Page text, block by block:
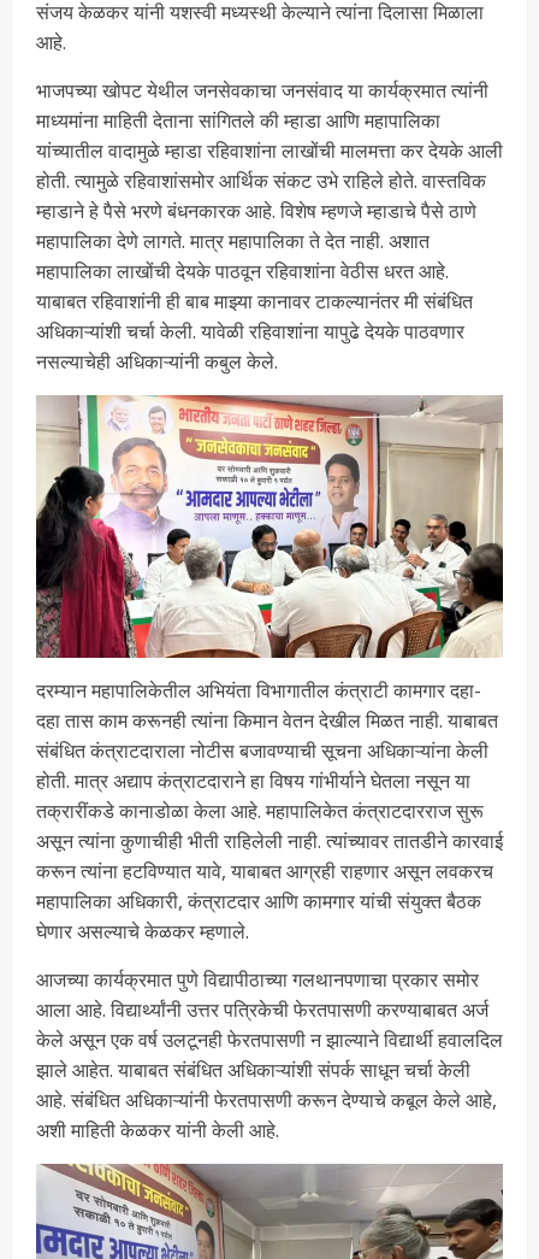
संजय केळकर यांनी यशस्वी मध्यस्थी केल्याने त्यांना दिलासा मिळाला
आहे.
भाजपच्या खोपट येथील जनसेवकाचा जनसंवाद या कार्यक्रमात त्यांनी
माध्यमांना माहिती देताना सांगितले की म्हाडा आणि महापालिका
यांच्यातील वादामुळे म्हाडा रहिवाशांना लाखोंची मालमत्ता कर देयके आली
होती. त्यामुळे रहिवाशांसमोर आर्थिक संकट उभे राहिले होते. वास्तविक
म्हाडाने हे पैसे भरणे बंधनकारक आहे. विशेष म्हणजे म्हाडाचे पैसे ठाणे
महापालिका देणे लागते. मात्र महापालिका ते देत नाही. अशात
महापालिका लाखोंची देयके पाठवून रहिवाशांना वेठीस धरत आहे.
याबाबत रहिवाशांनी ही बाब माझ्या कानावर टाकल्यानंतर मी संबंधित
अधिकाऱ्यांशी चर्चा केली. यावेळी रहिवाशांना यापुढे देयके पाठवणार
नसल्याचेही अधिकाऱ्यांनी कबुल केले.
दरम्यान महापालिकेतील अभियंता विभागातील कंत्राटी कामगार दहा-
दहा तास काम करूनही त्यांना किमान वेतन देखील मिळत नाही. याबाबत
संबंधित कंत्राटदाराला नोटीस बजावण्याची सूचना अधिकाऱ्यांना केली
होती. मात्र अद्याप कंत्राटदाराने हा विषय गांभीर्याने घेतला नसून या
तक्रारींकडे कानाडोळा केला आहे. महापालिकेत कंत्राटदारराज सुरू
असून त्यांना कुणाचीही भीती राहिलेली नाही. त्यांच्यावर तातडीने कारवाई
करून त्यांना हटविण्यात यावे, याबाबत आग्रही राहणार असून लवकरच
महापालिका अधिकारी, कंत्राटदार आणि कामगार यांची संयुक्त बैठक
घेणार असल्याचे केळकर म्हणाले.
आजच्या कार्यक्रमात पुणे विद्यापीठाच्या गलथानपणाचा प्रकार समोर
आला आहे. विद्यार्थ्यांनी उत्तर पत्रिकेची फेरतपासणी करण्याबाबत अर्ज
केले असून एक वर्ष उलटूनही फेरतपासणी न झाल्याने विद्यार्थी हवालदिल
झाले आहेत. याबाबत संबंधित अधिकाऱ्यांशी संपर्क साधून चर्चा केली
आहे. संबंधित अधिकाऱ्यांनी फेरतपासणी करून देण्याचे कबूल केले आहे,
अशी माहिती केळकर यांनी केली आहे.